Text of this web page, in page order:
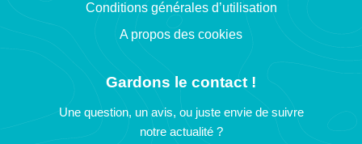
Conditions générales d’utilisation
A propos des cookies
Gardons le contact !
Une question, un avis, ou juste envie de suivre
notre actualité ?